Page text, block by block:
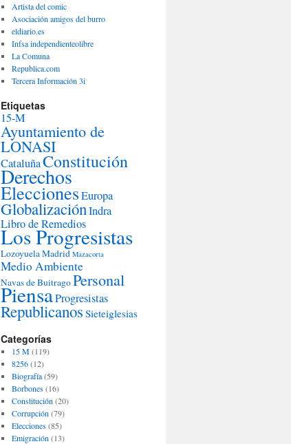
Artista del comic
Asociación amigos del burro
eldiario.es
Infsa independienteolibre
La Comuna
Republica.com
Tercera Información 3i
Etiquetas
15-M
Ayuntamiento de
LONASI
CataluñaConstitución
Derechos
EleccionesEuropa
GlobalizaciónIndra
Libro de Remedios
Los Progresistas
LozoyuelaMadrid Mazacorta
Medio Ambiente
Navas de BuitragoPersonal
PiensaProgresistas
Republicanos Sieteiglesias
Categorías
15 M(119)
8256(12)
Biografía(59)
Borbones(16)
Constitución (20)
Corrupción (79)
Elecciones(85)
Emigración (13)